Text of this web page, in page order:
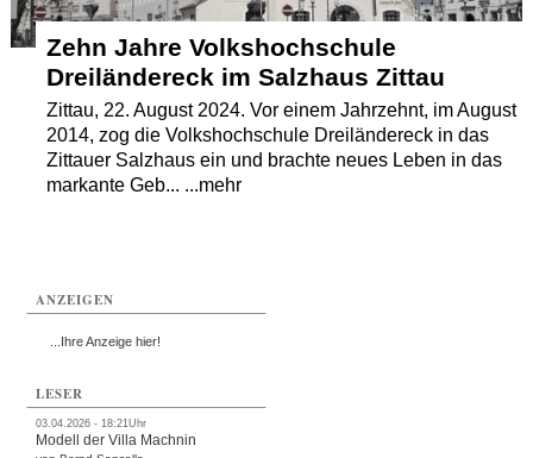
Zehn Jahre Volkshochschule
Dreiländereck im Salzhaus Zittau
Zittau, 22. August 2024. Vor einem Jahrzehnt, im August
2014, zog die Volkshochschule Dreiländereck in das
Zittauer Salzhaus ein und brachte neues Leben in das
markante Geb... ...mehr
ANZEIGEN
...Ihre Anzeige hier!
LESER
03.04.2026 - 18:21Uhr
Modell der Villa Machnin